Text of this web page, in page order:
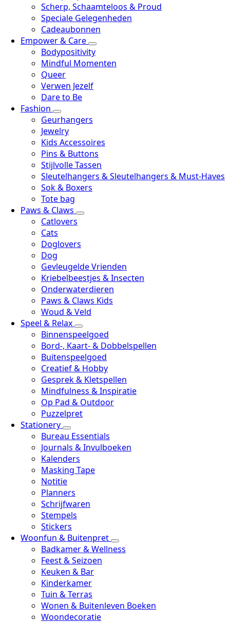
Scherp, Schaamteloos & Proud
Speciale Gelegenheden
Cadeaubonnen
Empower & Care
Bodypositivity
Mindful Momenten
Queer
Verwen Jezelf
Dare to Be
Fashion
Geurhangers
Jewelry
Kids Accessoires
Pins & Buttons
Stijlvolle Tassen
Sleutelhangers & Sleutelhangers & Must-Haves
Sok & Boxers
Tote bag
Paws & Claws
Catlovers
Cats
Doglovers
Dog
Gevleugelde Vrienden
Kriebelbeestjes & Insecten
Onderwaterdieren
Paws & Claws Kids
Woud & Veld
Speel & Relax
Binnenspeelgoed
Bord-, Kaart- & Dobbelspellen
Buitenspeelgoed
Creatief & Hobby
Gesprek & Kletspellen
Mindfulness & Inspiratie
Op Pad & Outdoor
Puzzelpret
Stationery
Bureau Essentials
Journals & Invulboeken
Kalenders
Masking Tape
Notitie
Planners
Schrijfwaren
Stempels
Stickers
Woonfun & Buitenpret
Badkamer & Wellness
Feest & Seizoen
Keuken & Bar
Kinderkamer
Tuin & Terras
Wonen & Buitenleven Boeken
Woondecoratie